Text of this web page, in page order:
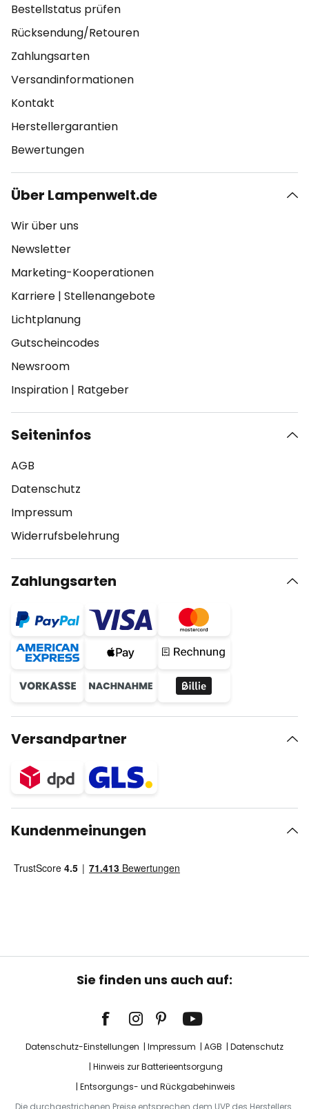
Bestellstatus prüfen
Rücksendung/Retouren
Zahlungsarten
Versandinformationen
Kontakt
Herstellergarantien
Bewertungen
Über Lampenwelt.de
Wir über uns
Newsletter
Marketing-Kooperationen
Karriere | Stellenangebote
Lichtplanung
Gutscheincodes
Newsroom
Inspiration | Ratgeber
Seiteninfos
AGB
Datenschutz
Impressum
Widerrufsbelehrung
Zahlungsarten
Versandpartner
Kundenmeinungen
Sie finden uns auch auf:
Datenschutz-Einstellungen Impressum AGB
Datenschutz
Hinweis zur Batterieentsorgung
Entsorgungs- und Rückgabehinweis
Die durchgestrichenen Preise entsprechen dem UVP des Herstellers.